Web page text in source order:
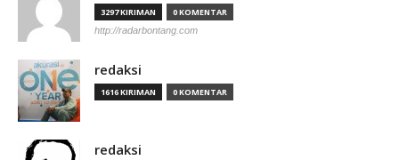
3297 KIRIMAN 0 KOMENTAR
http://radarbontang.com
redaksi
1616 KIRIMAN 0 KOMENTAR
redaksi